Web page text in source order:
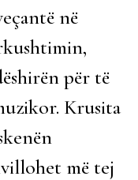
në
për të
Krusita
më tej